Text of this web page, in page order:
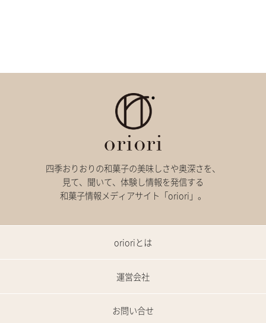
四季おりおりの和菓子の美味しさや奥深さを、
見て、聞いて、体験し情報を発信する
和菓子情報メディアサイト「oriori」。
orioriとは
運営会社
お問い合せ